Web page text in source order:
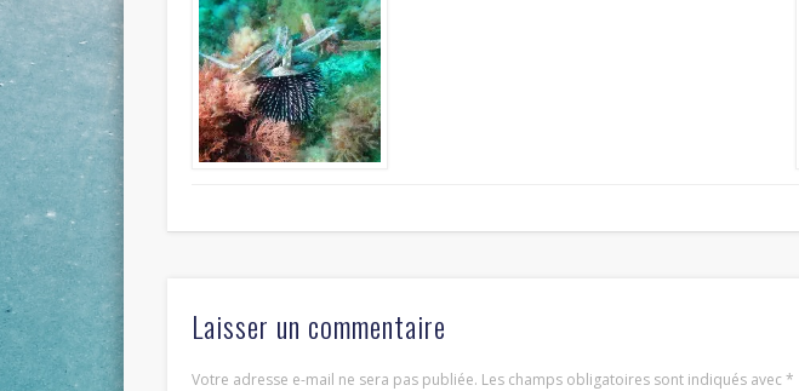
Laisser un commentaire
Votre adresse e-mail ne sera pas publiée. Les champs obligatoires sont indiqués avec*